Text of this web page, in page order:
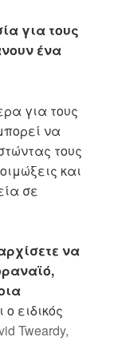
για τους
ένα
για τους
να
τους
και
σε
να
ειδικός
Tweardy,